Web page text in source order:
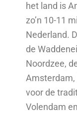
het land is
zo’n 10-11
Nederland.
de
Noordzee,
Amsterdam,
voor de
Volendam